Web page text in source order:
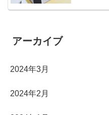
アーカイブ
2024年3月
2024年2月